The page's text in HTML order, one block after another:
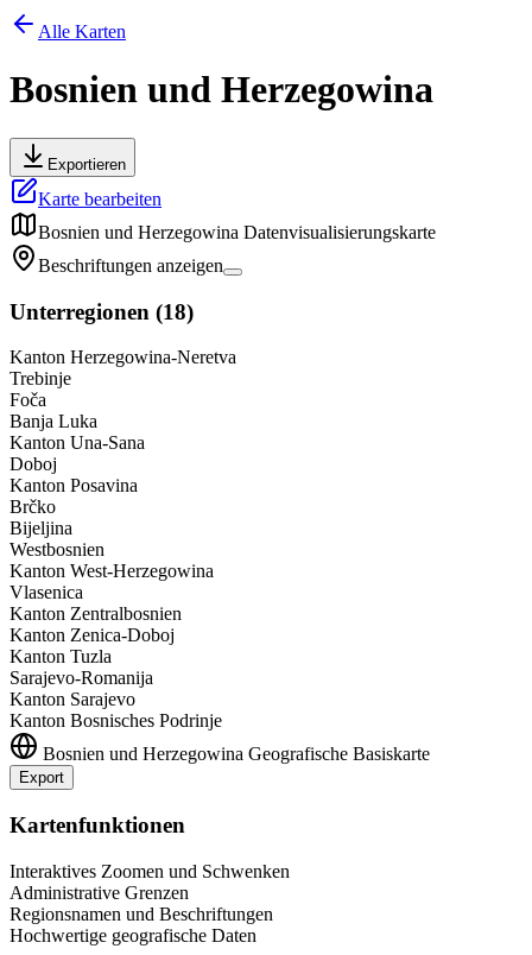
Alle Karten
Bosnien und Herzegowina
Exportieren
Karte bearbeiten
Bosnien und Herzegowina Datenvisualisierungskarte
Beschriftungen anzeigen
Unterregionen (18)
Kanton Herzegowina-Neretva
Trebinje
Foča
Banja Luka
Kanton Una-Sana
Doboj
Kanton Posavina
Brčko
Bijeljina
Westbosnien
Kanton West-Herzegowina
Vlasenica
Kanton Zentralbosnien
Kanton Zenica-Doboj
Kanton Tuzla
Sarajevo-Romanija
Kanton Sarajevo
Kanton Bosnisches Podrinje
Bosnien und Herzegowina Geografische Basiskarte
Export
+
Kartenfunktionen
Interaktives Zoomen und Schwenken
Administrative Grenzen
Regionsnamen und Beschriftungen
Hochwertige geografische Daten